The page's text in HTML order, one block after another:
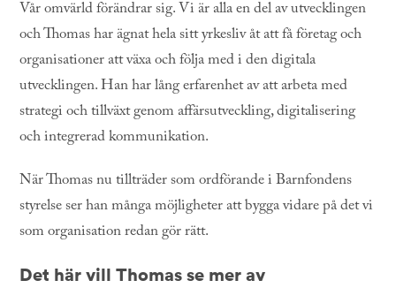
Vår omvärld förändrar sig. Vi är alla en del av utvecklingen
och Thomas har ägnat hela sitt yrkesliv åt att få företag och
organisationer att växa och följa med i den digitala
utvecklingen. Han har lång erfarenhet av att arbeta med
strategi och tillväxt genom affärsutveckling, digitalisering
och integrerad kommunikation.
När Thomas nu tillträder som ordförande i Barnfondens
styrelse ser han många möjligheter att bygga vidare på det vi
som organisation redan gör rätt.
Det här vill Thomas se mer av